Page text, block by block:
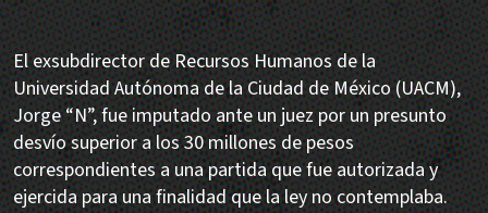
El exsubdirector de Recursos Humanos de la
Universidad Autónoma de la Ciudad de México (UACM),
Jorge “N”, fue imputado ante un juez por un presunto
desvío superior a los 30 millones de pesos
correspondientes a una partida que fue autorizada y
ejercida para una finalidad que la ley no contemplaba.